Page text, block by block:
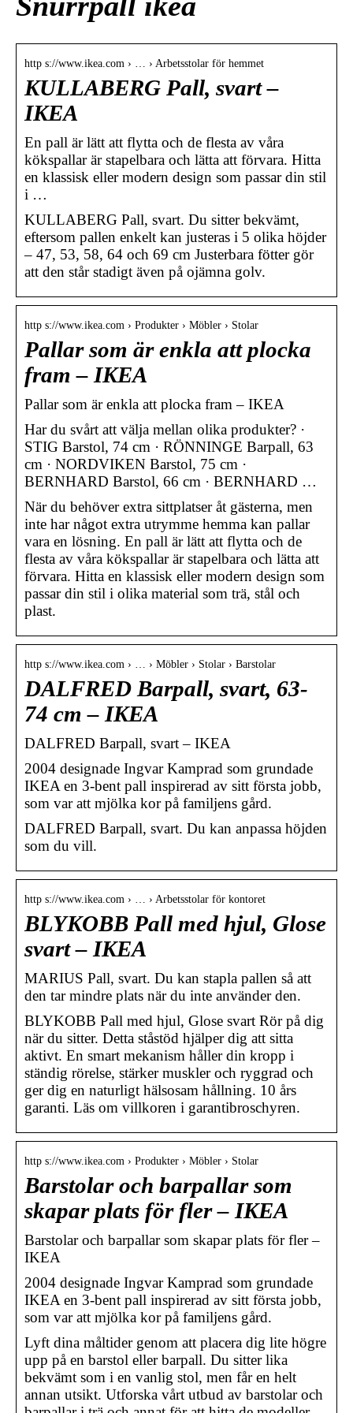
http s://www.ikea.com › … › Arbetsstolar för hemmet
KULLABERG Pall, svart –
IKEA
En pall är lätt att flytta och de flesta av våra
kökspallar är stapelbara och lätta att förvara. Hitta
en klassisk eller modern design som passar din stil
i …
KULLABERG Pall, svart. Du sitter bekvämt,
eftersom pallen enkelt kan justeras i 5 olika höjder
– 47, 53, 58, 64 och 69 cm Justerbara fötter gör
att den står stadigt även på ojämna golv.
http s://www.ikea.com › Produkter › Möbler › Stolar
Pallar som är enkla att plocka
fram – IKEA
Pallar som är enkla att plocka fram – IKEA
Har du svårt att välja mellan olika produkter? ·
STIG Barstol, 74 cm · RÖNNINGE Barpall, 63
cm · NORDVIKEN Barstol, 75 cm ·
BERNHARD Barstol, 66 cm · BERNHARD …
När du behöver extra sittplatser åt gästerna, men
inte har något extra utrymme hemma kan pallar
vara en lösning. En pall är lätt att flytta och de
flesta av våra kökspallar är stapelbara och lätta att
förvara. Hitta en klassisk eller modern design som
passar din stil i olika material som trä, stål och
plast.
http s://www.ikea.com › … › Möbler › Stolar › Barstolar
DALFRED Barpall, svart, 63-
74 cm – IKEA
DALFRED Barpall, svart – IKEA
2004 designade Ingvar Kamprad som grundade
IKEA en 3-bent pall inspirerad av sitt första jobb,
som var att mjölka kor på familjens gård.
DALFRED Barpall, svart. Du kan anpassa höjden
som du vill.
http s://www.ikea.com › … › Arbetsstolar för kontoret
BLYKOBB Pall med hjul, Glose
svart – IKEA
MARIUS Pall, svart. Du kan stapla pallen så att
den tar mindre plats när du inte använder den.
BLYKOBB Pall med hjul, Glose svart Rör på dig
när du sitter. Detta ståstöd hjälper dig att sitta
aktivt. En smart mekanism håller din kropp i
ständig rörelse, stärker muskler och ryggrad och
ger dig en naturligt hälsosam hållning. 10 års
garanti. Läs om villkoren i garantibroschyren.
http s://www.ikea.com › Produkter › Möbler › Stolar
Barstolar och barpallar som
skapar plats för fler – IKEA
Barstolar och barpallar som skapar plats för fler –
IKEA
2004 designade Ingvar Kamprad som grundade
IKEA en 3-bent pall inspirerad av sitt första jobb,
som var att mjölka kor på familjens gård.
Lyft dina måltider genom att placera dig lite högre
upp på en barstol eller barpall. Du sitter lika
bekvämt som i en vanlig stol, men får en helt
annan utsikt. Utforska vårt utbud av barstolar och